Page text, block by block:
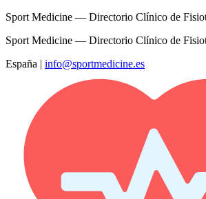
Sport Medicine — Directorio Clínico de
Sport Medicine — Directorio Clínico de
España | info@sportmedicine.es